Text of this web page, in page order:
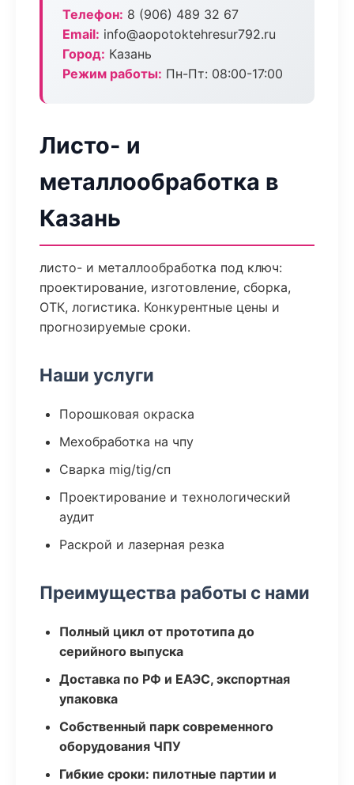
Телефон: 8 (906) 489 32 67
Email: info@aopotoktehresur792.ru
Город: Казань
Режим работы: Пн-Пт: 08:00-17:00
Листо- и
металлообработка в
Казань
листо- и металлообработка под ключ:
проектирование, изготовление, сборка,
ОТК, логистика. Конкурентные цены и
прогнозируемые сроки.
Наши услуги
Порошковая окраска
Мехобработка на чпу
Сварка mig/tig/сп
Проектирование и технологический
аудит
Раскрой и лазерная резка
Преимущества работы с нами
Полный цикл от прототипа до
серийного выпуска
Доставка по РФ и ЕАЭС, экспортная
упаковка
Собственный парк современного
оборудования ЧПУ
Гибкие сроки: пилотные партии и